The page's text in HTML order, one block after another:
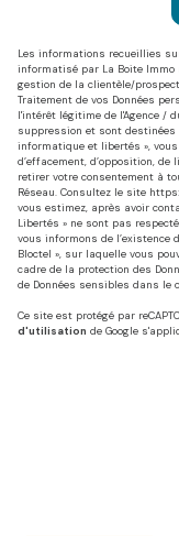
Les informations recueillies
informatisé par La Boite
gestion de la clientèle/
Traitement de vos Données
l'intérêt légitime de l'Agence /
suppression et sont destinées
informatique et libertés »,
d’effacement, d’opposition,
retirer votre consentement à
Réseau. Consultez le site
vous estimez, après avoir
Libertés » ne sont pas
vous informons de l’existence
Bloctel », sur laquelle vous
cadre de la protection des
de Données sensibles dans le
Ce site est protégé par
d'utilisation de Google